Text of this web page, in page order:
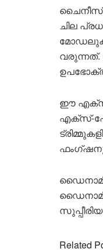
ചൈനീസ്
ചില
വരുന്നത്.
ഈ
എക്സ്-
ഫംഗ്ഷനും
Related